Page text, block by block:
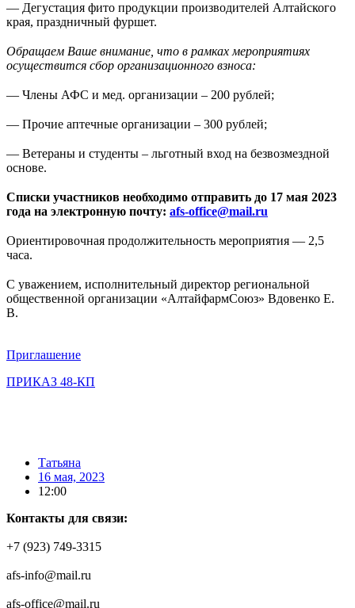
— Дегустация фито продукции производителей Алтайского
края, праздничный фуршет.
Обращаем Ваше внимание, что в рамках мероприятиях
осуществится сбор организационного взноса:
— Члены АФС и мед. организации – 200 рублей;
— Прочие аптечные организации – 300 рублей;
— Ветераны и студенты – льготный вход на безвозмездной
основе.
Списки участников необходимо отправить до 17 мая 2023
года на электронную почту: afs-office@mail.ru
Ориентировочная продолжительность мероприятия — 2,5
часа.
С уважением, исполнительный директор региональной
общественной организации «АлтайфармСоюз» Вдовенко Е.
В.
Приглашение
ПРИКАЗ 48-КП
Татьяна
16 мая, 2023
12:00
Контакты для связи:
+7 (923) 749-3315
afs-info@mail.ru
afs-office@mail.ru